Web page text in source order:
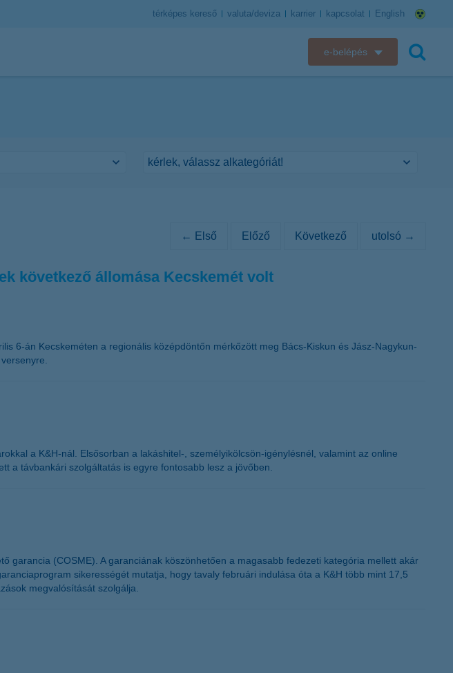
térképes kereső valuta/deviza karrier kapcsolat English
e-belépés
← Első Előző Következő utolsó →
következő állomása Kecskemét volt
6-án Kecskeméten a regionális középdöntőn mérkőzött meg Bács-Kiskun és Jász-Nagykun-
a K&H-nál. Elsősorban a lakáshitel-, személyikölcsön-igénylésnél, valamint az online
a távbankári szolgáltatás is egyre fontosabb lesz a jövőben.
garancia (COSME). A garanciának köszönhetően a magasabb fedezeti kategória mellett akár
sikerességét mutatja, hogy tavaly februári indulása óta a K&H több mint 17,5
megvalósítását szolgálja.